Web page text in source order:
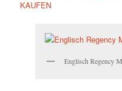
KAUFEN
Englisch Regency